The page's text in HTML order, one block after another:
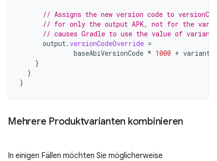
// Assigns the new version code to
// for only the output APK, not for the
// causes Gradle to use the value of
output.versionCodeOverride =
baseAbiVersionCode * 1000 + variant
}
}
}
Mehrere Produktvarianten kombinieren
In einigen Fällen möchten Sie möglicherweise